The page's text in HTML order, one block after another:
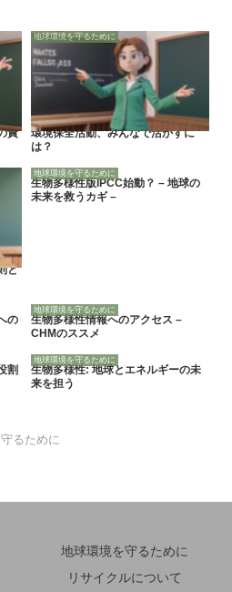
責
地球環境を守るために
環境保全活動、みんなで活かすに
は？
と
地球環境を守るために
生物多様性版IPCC始動？ – 地球の
未来を救うカギ –
の
地球環境を守るために
生物多様性情報へのアクセス –
CHMのススメ
割
地球環境を守るために
生物多様性: 地球とエネルギーの未
来を担う
るために
地球環境を守るために
リサイクルについて